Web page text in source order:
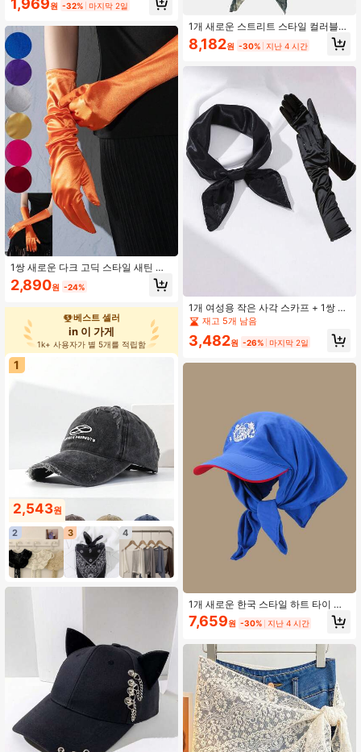
원 -32% 마지막 2일
1쌍 새로운 다크 고딕 스타일 새틴 오
버 엘보우 롱 장갑 Y2K 스위트 쿨 솔리
드 컬러 풀 핑거 탄성 이브닝 장갑
2,890원 -24%
베스트 셀러
in 이 가게
1k+ 사용자가 별 5개를 적립함
1
2,543원
2 3 4
1개 새로운 스트리트 스타일 컬러블록
체크 야구 모자 여성용 여름 퀵드라이
자외선 차단 야구 모자
8,182원 -30% 지난 4 시간
1개 여성용 작은 사각 스카프 + 1쌍 새
틴 프리미엄 장갑 세트, 우아하고 세련
된 스타일, 솔리드 컬러 새틴, 일상 외
출에 적합, 순수 폴리에스터
재고 5개 남음
3,482원 -26% 마지막 2일
1개 새로운 한국 스타일 하트 타이 헤
드스카프 모자, 야외 얼굴 커버 헤드랩
캡, 통기성 자외선 차단 선셰이드 헤드
7,659원 -30% 지난 4 시간